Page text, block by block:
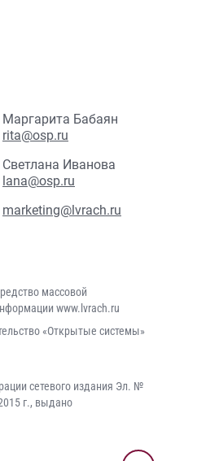
Маргарита Бабаян
rita@osp.ru
Светлана Иванова
lana@osp.ru
marketing@lvrach.ru
массовой
www.lvrach.ru
«Открытые системы»
сетевого издания Эл. №
г., выдано